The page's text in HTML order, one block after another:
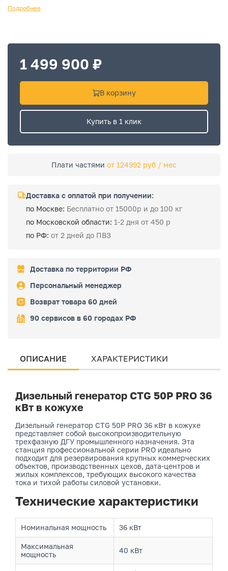
Подробнее
1 499 900 ₽
В корзину
Купить в 1 клик
Плати частями от 124992 руб / мес
Доставка с оплатой при получении:
по Москве: Бесплатно от 15000р и до 100 кг
по Московской области: 1-2 дня от 450 р
по РФ: от 2 дней до ПВЗ
Доставка по территории РФ
Персональный менеджер
Возврат товара 60 дней
90 сервисов в 60 городах РФ
ОПИСАНИЕ ХАРАКТЕРИСТИКИ
Дизельный генератор CTG 50P PRO 36
кВт в кожухе
Дизельный генератор CTG 50P PRO 36 кВт в кожухе
представляет собой высокопроизводительную
трехфазную ДГУ промышленного назначения. Эта
станция профессиональной серии PRO идеально
подходит для резервирования крупных коммерческих
объектов, производственных цехов, дата-центров и
жилых комплексов, требующих высокого качества
тока и тихой работы силовой установки.
Технические характеристики
Номинальная мощность 36 кВт
Максимальная
мощность
40 кВт